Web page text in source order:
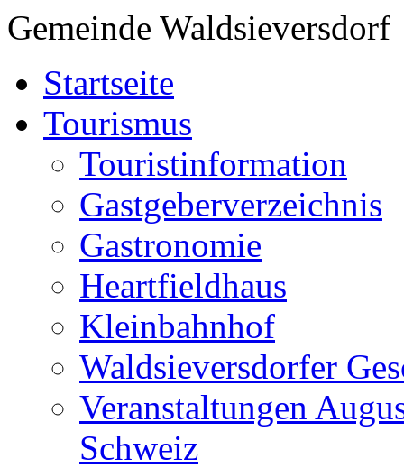
Gemeinde Waldsieversdorf
Startseite
Tourismus
Touristinformation
Gastgeberverzeichnis
Gastronomie
Heartfieldhaus
Kleinbahnhof
Waldsieversdorfer
Veranstaltungen
Schweiz